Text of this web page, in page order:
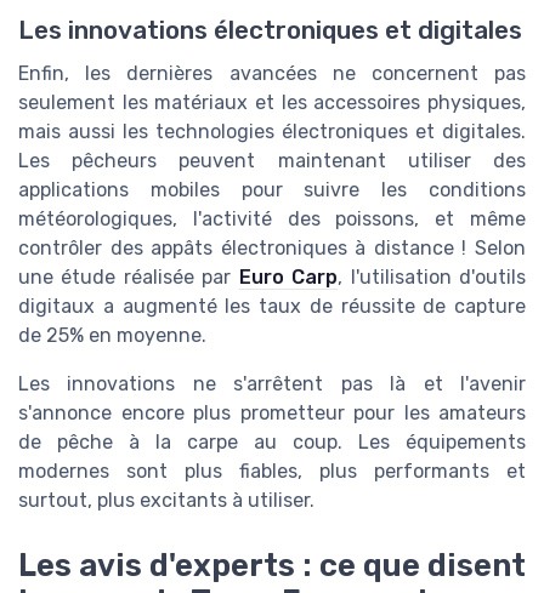
Les innovations électroniques et digitales
Enfin, les dernières avancées ne concernent pas
seulement les matériaux et les accessoires physiques,
mais aussi les technologies électroniques et digitales.
Les pêcheurs peuvent maintenant utiliser des
applications mobiles pour suivre les conditions
météorologiques, l'activité des poissons, et même
contrôler des appâts électroniques à distance ! Selon
une étude réalisée par Euro Carp, l'utilisation d'outils
digitaux a augmenté les taux de réussite de capture
de 25% en moyenne.
Les innovations ne s'arrêtent pas là et l'avenir
s'annonce encore plus prometteur pour les amateurs
de pêche à la carpe au coup. Les équipements
modernes sont plus fiables, plus performants et
surtout, plus excitants à utiliser.
Les avis d'experts : ce que disent